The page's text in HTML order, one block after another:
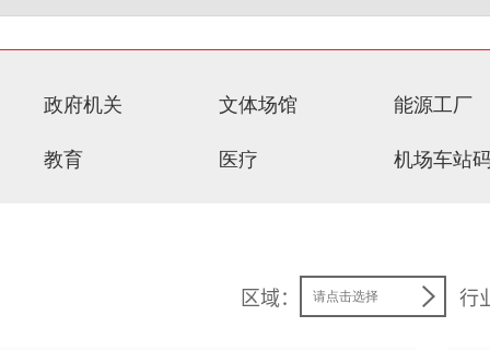
政府机关 文体场馆 能源工厂
教育 医疗 机场车站
区域： 行